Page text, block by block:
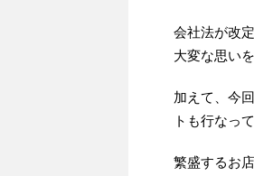
会社法が改
大変な思い
加えて、今
トも行なっ
繁盛するお